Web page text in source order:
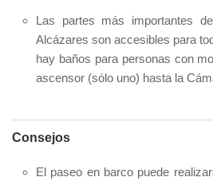
Las partes más importantes
Alcázares son accesibles para
hay baños para personas con
ascensor (sólo uno) hasta la
Consejos
El paseo en barco puede